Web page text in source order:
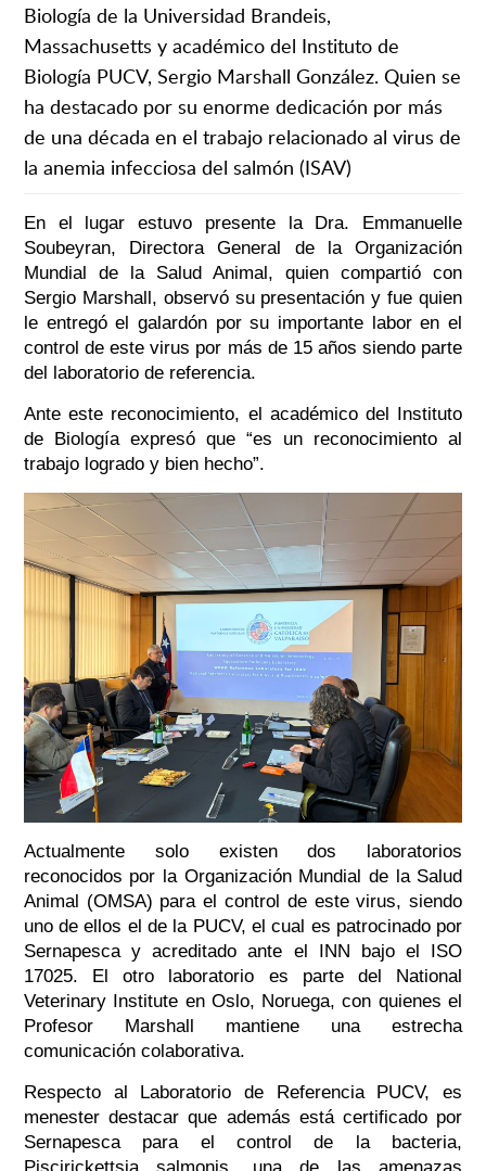
Biología de la Universidad Brandeis,
Massachusetts y académico del Instituto de
Biología PUCV, Sergio Marshall González. Quien se
ha destacado por su enorme dedicación por más
de una década en el trabajo relacionado al virus de
la anemia infecciosa del salmón (ISAV)
En el lugar estuvo presente la Dra. Emmanuelle
Soubeyran, Directora General de la Organización
Mundial de la Salud Animal, quien compartió con
Sergio Marshall, observó su presentación y fue quien
le entregó el galardón por su importante labor en el
control de este virus por más de 15 años siendo parte
del laboratorio de referencia.
Ante este reconocimiento, el académico del Instituto
de Biología expresó que “es un reconocimiento al
trabajo logrado y bien hecho”.
Actualmente solo existen dos laboratorios
reconocidos por la Organización Mundial de la Salud
Animal (OMSA) para el control de este virus, siendo
uno de ellos el de la PUCV, el cual es patrocinado por
Sernapesca y acreditado ante el INN bajo el ISO
17025. El otro laboratorio es parte del National
Veterinary Institute en Oslo, Noruega, con quienes el
Profesor Marshall mantiene una estrecha
comunicación colaborativa.
Respecto al Laboratorio de Referencia PUCV, es
menester destacar que además está certificado por
Sernapesca para el control de la bacteria,
Piscirickettsia salmonis , una de las amenazas